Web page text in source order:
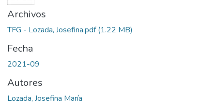
Archivos
TFG - Lozada, Josefina.pdf(1.22 MB)
Fecha
2021-09
Autores
Lozada, Josefina María